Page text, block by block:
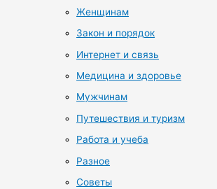
Женщинам
Закон и порядок
Интернет и связь
Медицина и здоровье
Мужчинам
Путешествия и туризм
Работа и учеба
Разное
Советы